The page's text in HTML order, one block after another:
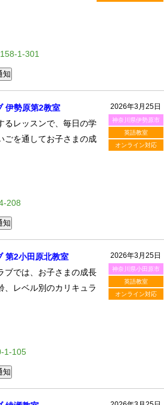
1-301
2026年3月25日
神奈川県伊勢原市
英語教室
オンライン対応
伊勢原第2教室
るレッスンで、毎日の学
ごを通してお子さまの成
208
2026年3月25日
神奈川県小田原市
英語教室
オンライン対応
第2小田原北教室
ブでは、お子さまの成長
、レベル別のカリキュラ
1-105